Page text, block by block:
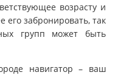
возрасту и
его забронировать, так
групп может быть
навигатор – ваш